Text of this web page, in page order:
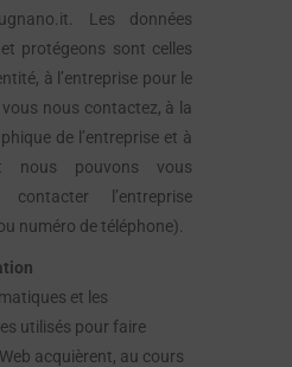
Les données
protégeons sont celles
à l’entreprise pour le
nous contactez, à la
de l’entreprise et à
nous pouvons vous
l’entreprise
numéro de téléphone).
et les
utilisés pour faire
acquièrent, au cours